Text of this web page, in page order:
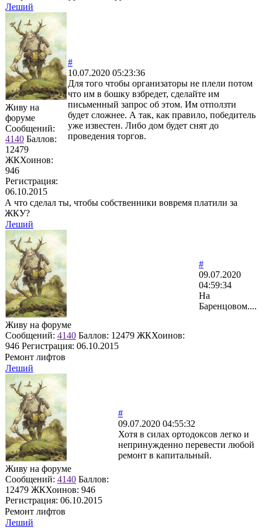
Леший
Живу на
форуме
Сообщений:
4140 Баллов:
12479
ЖКХоинов:
946
Регистрация:
06.10.2015
#
10.07.2020 05:23:36
Для того чтобы организаторы не плели потом
что им в бошку взбредет, сделайте им
письменный запрос об этом. Им отползти
будет сложнее. А так, как правило, победитель
уже известен. Либо дом будет снят до
проведения торгов.
А что сделал ты, чтобы собственники вовремя платили за
ЖКУ?
Леший
Живу на форуме
Сообщений: 4140 Баллов: 12479 ЖКХоинов:
946 Регистрация: 06.10.2015
#
09.07.2020
04:59:34
На
Баренцовом....
Ремонт лифтов
Леший
Живу на форуме
Сообщений: 4140 Баллов:
12479 ЖКХоинов: 946
Регистрация: 06.10.2015
#
09.07.2020 04:55:32
Хотя в силах ортодоксов легко и
непринужденно перевести любой
ремонт в капитальный.
Ремонт лифтов
Леший